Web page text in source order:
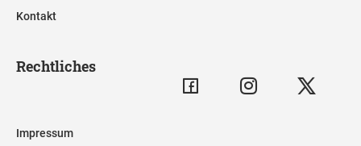
Kontakt
Rechtliches
Impressum